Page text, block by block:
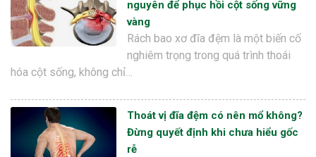
nguyên để phục hồi cột sống vững
vàng
Rách bao xơ đĩa đệm là một biến cố
nghiêm trọng trong quá trình thoái
hóa cột sống, không chỉ…
Thoát vị đĩa đệm có nên mổ không?
Đừng quyết định khi chưa hiểu gốc
rễ